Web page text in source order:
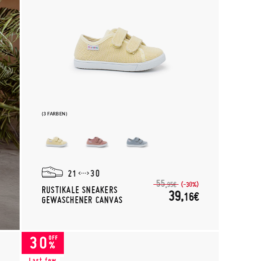
(3 FARBEN)
21
30
RUSTIKALE SNEAKERS
GEWASCHENER CANVAS
55,95€ (-30%)
39,16€